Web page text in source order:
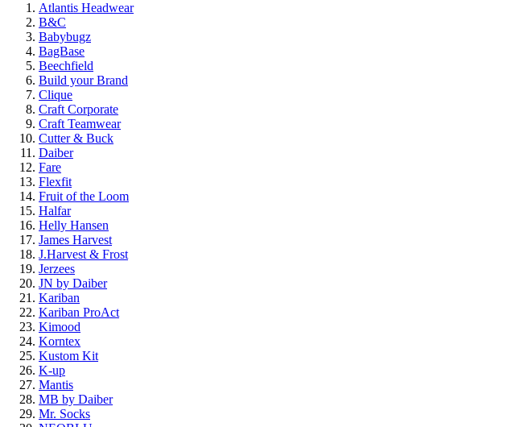
Atlantis Headwear
B&C
Babybugz
BagBase
Beechfield
Build your Brand
Clique
Craft Corporate
Craft Teamwear
Cutter & Buck
Daiber
Fare
Flexfit
Fruit of the Loom
Halfar
Helly Hansen
James Harvest
J.Harvest & Frost
Jerzees
JN by Daiber
Kariban
Kariban ProAct
Kimood
Korntex
Kustom Kit
K-up
Mantis
MB by Daiber
Mr. Socks